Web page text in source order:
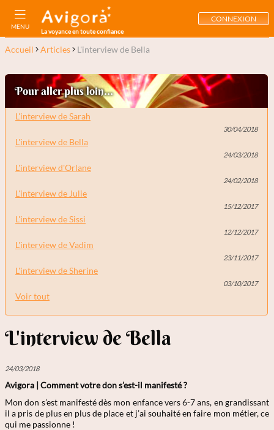
MENU
La voyance en toute confiance
CONNEXION
Accueil Articles L'interview de Bella
Pour aller plus loin...
L'interview de Sarah
30/04/2018
L'interview de Bella
24/03/2018
L'interview d'Orlane
24/02/2018
L'interview de Julie
15/12/2017
L'interview de Sissi
12/12/2017
L'interview de Vadim
23/11/2017
L'interview de Sherine
03/10/2017
Voir tout
L'interview de Bella
24/03/2018
Avigora | Comment votre don s’est-il manifesté ?
Mon don s’est manifesté dès mon enfance vers 6-7 ans, en grandissant
il a pris de plus en plus de place et j’ai souhaité en faire mon métier, ce
qui me passionne !